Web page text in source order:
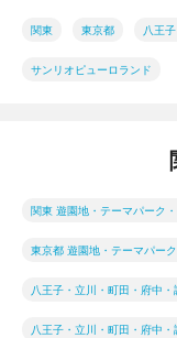
関東 東京都 八王
サンリオピューロランド
関東 遊園地・テーマパーク
東京都 遊園地・テーマパー
八王子・立川・町田・府中
八王子・立川・町田・府中